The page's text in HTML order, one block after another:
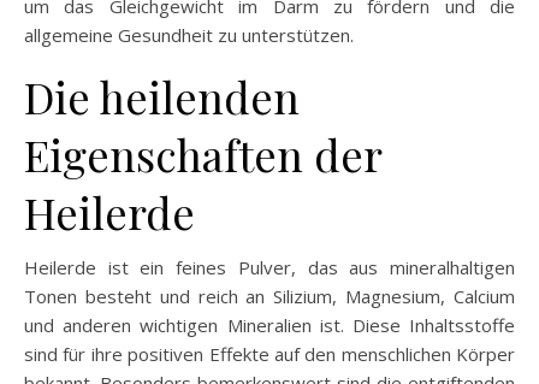
um das Gleichgewicht im Darm zu fördern und die
allgemeine Gesundheit zu unterstützen.
Die heilenden
Eigenschaften der
Heilerde
Heilerde ist ein feines Pulver, das aus mineralhaltigen
Tonen besteht und reich an Silizium, Magnesium, Calcium
und anderen wichtigen Mineralien ist. Diese Inhaltsstoffe
sind für ihre positiven Effekte auf den menschlichen Körper